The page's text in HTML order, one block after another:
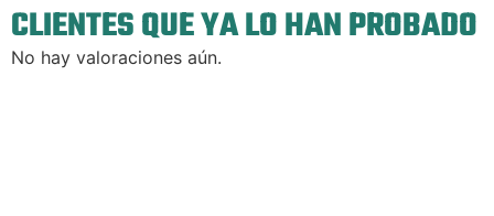
CLIENTES QUE YA LO HAN PROBADO
No hay valoraciones aún.